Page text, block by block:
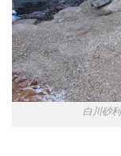
白川砂